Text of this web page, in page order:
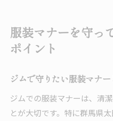
服装マナーを守っ
ポイント
ジムで守りたい服装マナ
ジムでの服装マナーは、清
とが大切です。特に群馬県